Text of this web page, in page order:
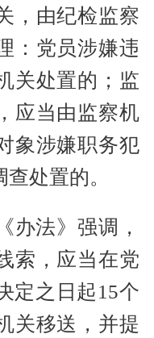
，由纪检监察
：党员涉嫌违
关处置的；监
应当由监察机
象涉嫌职务犯
处置的。
法》强调，
索，应当在党
定之日起15个
关移送，并提